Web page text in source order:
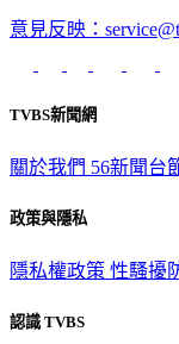
意見反映：
TVBS新聞網
關於我們 56新聞台
政策與隱私
隱私權政策 性騷擾
認識 TVBS